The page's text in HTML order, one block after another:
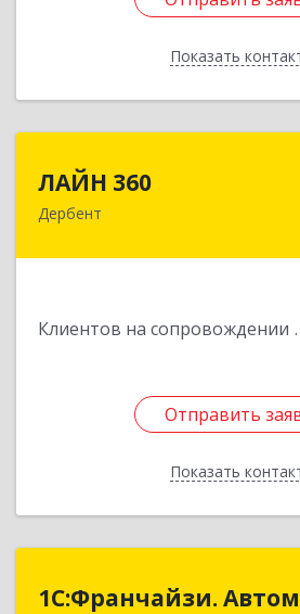
ПоказатьНазад
ЛАЙН 360
Дербент
Клиентов на сопровождении
Отправить
Показать
368600, Дагестан Респ,
Отправить
Назад
1С:Франчайзи.
1С:Франчайзи.